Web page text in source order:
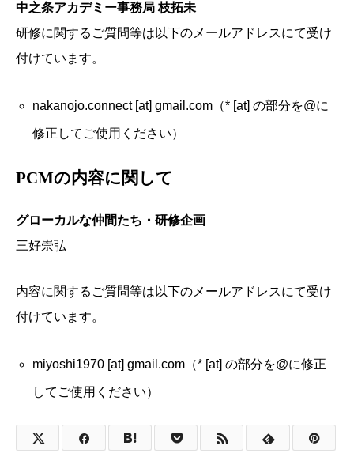
中之条アカデミー事務局 枝拓未
研修に関するご質問等は以下のメールアドレスにて受け
付けています。
nakanojo.connect [at] gmail.com（* [at] の部分を@に
修正してご使用ください）
PCMの内容に関して
グローカルな仲間たち・研修企画
三好崇弘
内容に関するご質問等は以下のメールアドレスにて受け
付けています。
miyoshi1970 [at] gmail.com（* [at] の部分を@に修正
してご使用ください）